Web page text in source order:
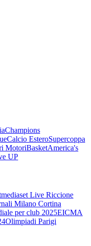
Champions
Calcio EsteroSupercoppa
MotoriBasketAmerica's
UP
Live Riccione
Milano Cortina
per club 2025EICMA
Olimpiadi Parigi